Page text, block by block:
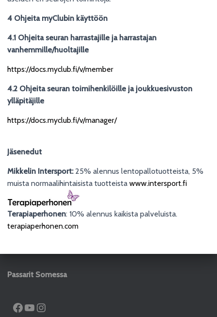
4 Ohjeita myClubin käyttöön
4.1 Ohjeita seuran harrastajille ja harrastajan
vanhemmille/huoltajille
https://docs.myclub.fi/v/member
4.2 Ohjeita seuran toimihenkilöille ja joukkuesivuston
ylläpitäjille
https://docs.myclub.fi/v/manager/
Jäsenedut
Mikkelin Intersport: 25% alennus lentopallotuotteista, 5%
muista normaalihintaisista tuotteista www.intersport.fi
Terapiaperhonen: 10% alennus kaikista palveluista.
terapiaperhonen.com
Passarit Somessa
FACEBOOK YOUTUBE